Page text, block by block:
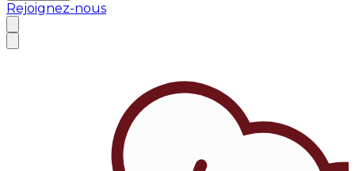
Rejoignez-nous